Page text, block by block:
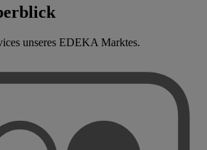
unseres EDEKA Marktes.